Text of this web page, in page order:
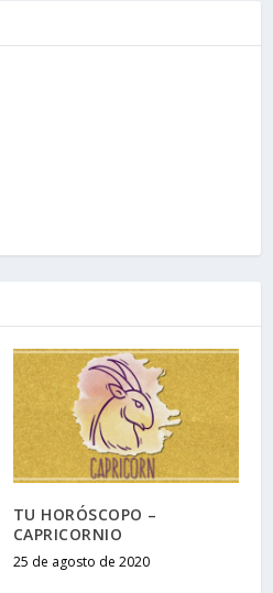
TU HORÓSCOPO –
CAPRICORNIO
25 de agosto de 2020